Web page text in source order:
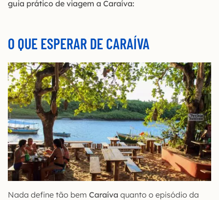
guia prático de viagem a Caraíva:
O QUE ESPERAR DE CARAÍVA
Nada define tão bem Caraíva quanto o episódio da